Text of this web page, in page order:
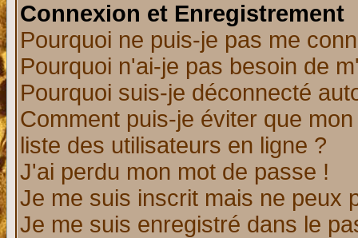
Connexion et Enregistrement
Pourquoi ne puis-je pas me
Pourquoi n'ai-je pas besoin de
Pourquoi suis-je déconnecté
Comment puis-je éviter que
liste des utilisateurs en ligne ?
J'ai perdu mon mot de passe !
Je me suis inscrit mais ne peux
Je me suis enregistré dans le